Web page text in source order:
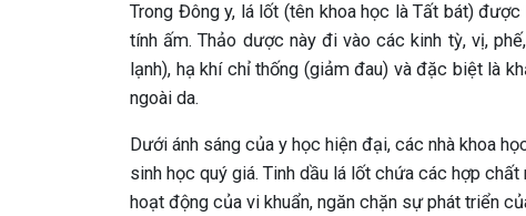
Trong Đông y, lá lốt (tên khoa học là Tất bát)
tính ấm. Thảo dược này đi vào các kinh tỳ, vị,
lạnh), hạ khí chỉ thống (giảm đau) và đặc biệt là
ngoài da.
Dưới ánh sáng của y học hiện đại, các nhà khoa
sinh học quý giá. Tinh dầu lá lốt chứa các hợp
hoạt động của vi khuẩn, ngăn chặn sự phát triển